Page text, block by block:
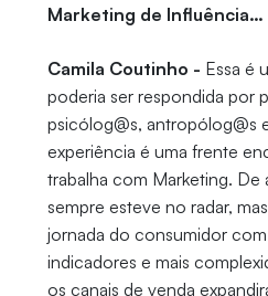
Marketing de Influência…
Camila Coutinho - Essa é
poderia ser respondida por
psicólog@s, antropólog@s
experiência é uma frente
trabalha com Marketing. De
sempre esteve no radar,
jornada do consumidor
indicadores e mais
os canais de venda